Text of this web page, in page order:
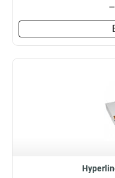
–